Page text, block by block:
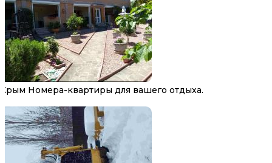
Крым Номера-квартиры для вашего отдыха.